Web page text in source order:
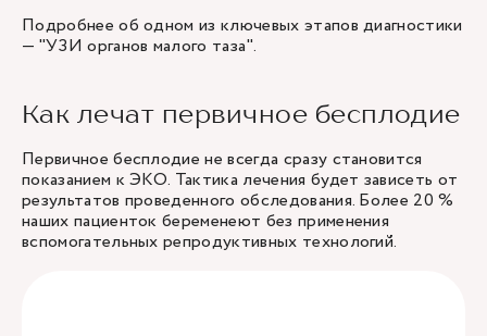
Подробнее об одном из ключевых этапов диагностики
— "УЗИ органов малого таза".
Как лечат первичное бесплодие
Первичное бесплодие не всегда сразу становится
показанием к ЭКО. Тактика лечения будет зависеть от
результатов проведенного обследования. Более 20 %
наших пациенток беременеют без применения
вспомогательных репродуктивных технологий.